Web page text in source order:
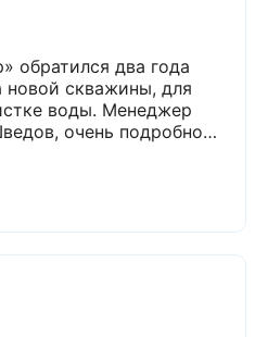
новой скважины, для
воды. Менеджер
очень подробно
вариант, пригласил в
Оборудование
я поставил,
Вода стала
вкус. Полностью
с Компанией